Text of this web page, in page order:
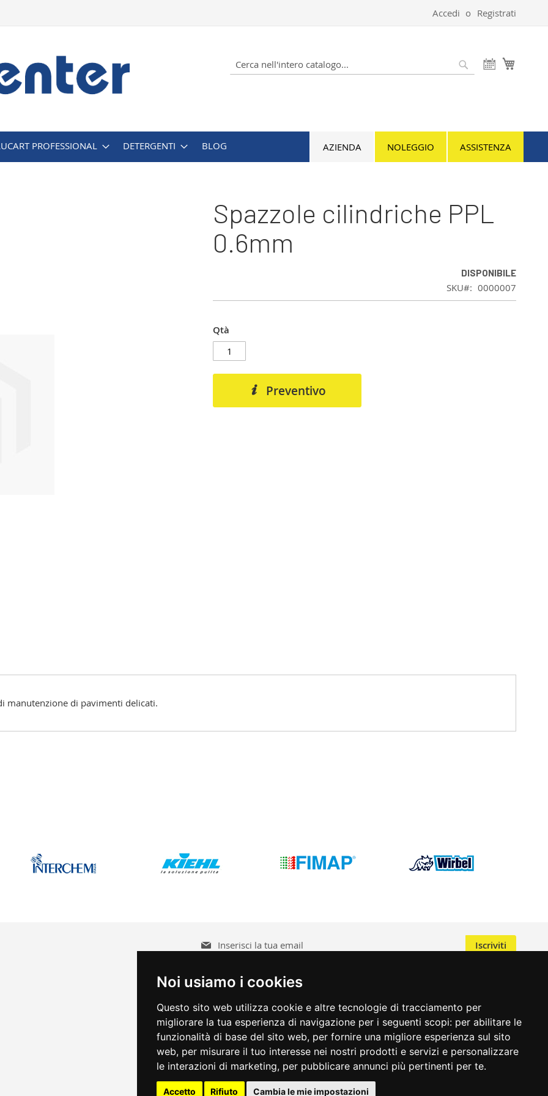
Noi usiamo i cookies
Questo sito web utilizza cookie e altre tecnologie di tracciamento per
migliorare la tua esperienza di navigazione per i seguenti scopi: per abilitare le
funzionalità di base del sito web, per fornire una migliore esperienza sul sito
web, per misurare il tuo interesse nei nostri prodotti e servizi e personalizzare
le interazioni di marketing, per pubblicare annunci più pertinenti per te.
Accetto Rifiuto Cambia le mie impostazioni
Accedi Registrati
Cerca
PROFESSIONAL DETERGENTI BLOG ASSISTENZA
NOLEGGIO
AZIENDA
Spazzole cilindriche PPL
0.6mm
DISPONIBILE
SKU 0000007
Qtà
Preventivo
manutenzione di pavimenti delicati.
Iscriviti
alla
Newsletter:
Iscriviti